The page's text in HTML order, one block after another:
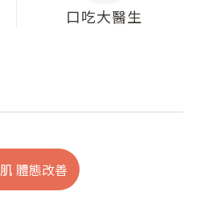
US
334-2608
鎮區中山二路46號
口吃大醫生
體態改善